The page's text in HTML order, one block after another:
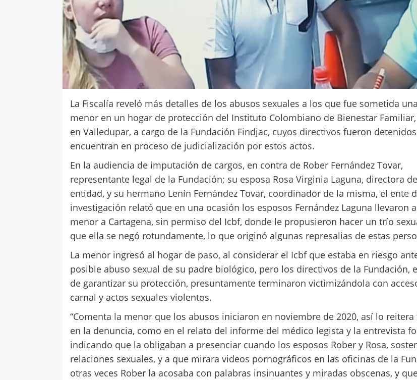
La Fiscalía reveló más detalles de los abusos sexuales a los que fue sometida una
menor en un hogar de protección del Instituto Colombiano de Bienestar
en Valledupar, a cargo de la Fundación Findjac, cuyos directivos fueron
encuentran en proceso de judicialización por estos actos.
En la audiencia de imputación de cargos, en contra de Rober Fernández Tovar,
representante legal de la Fundación; su esposa Rosa Virginia Laguna, directora
entidad, y su hermano Lenín Fernández Tovar, coordinador de la misma, el ente
investigación relató que en una ocasión los esposos Fernández Laguna llevaron
menor a Cartagena, sin permiso del Icbf, donde le propusieron hacer un trío
que ella se negó rotundamente, lo que originó algunas represalias de estas
La menor ingresó al hogar de paso, al considerar el Icbf que estaba en riesgo
posible abuso sexual de su padre biológico, pero los directivos de la Fundación,
de garantizar su protección, presuntamente terminaron victimizándola con
carnal y actos sexuales violentos.
“Comenta la menor que los abusos iniciaron en noviembre de 2020, así lo reitera
en la denuncia, como en el relato del informe del médico legista y la entrevista
indicando que la obligaban a presenciar cuando los esposos Rober y Rosa,
relaciones sexuales, y a que mirara videos pornográficos en las oficinas de la
otras veces Rober la acosaba con palabras insinuantes y miradas obscenas, y